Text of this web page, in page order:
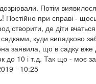
Потім
Постійно при справі -
створити, де діти
куди випадково
заявила, що в садку
до 10 і т.д. Так що - моє
- 10:25